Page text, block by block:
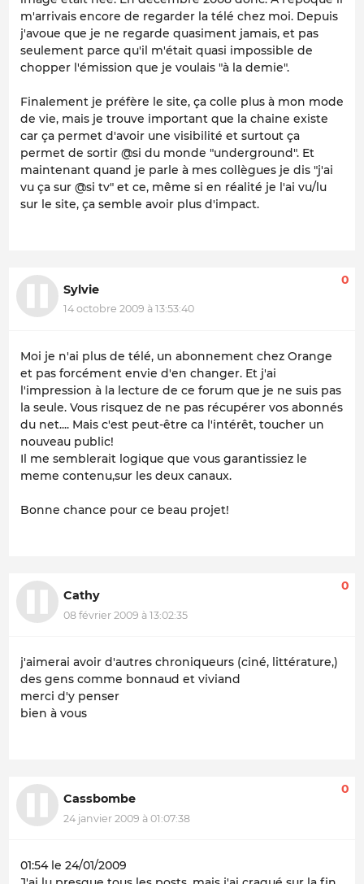
m'arrivais encore de regarder la télé chez moi. Depuis
j'avoue que je ne regarde quasiment jamais, et pas
seulement parce qu'il m'était quasi impossible de
chopper l'émission que je voulais "à la demie".
Finalement je préfère le site, ça colle plus à mon mode
de vie, mais je trouve important que la chaine existe
car ça permet d'avoir une visibilité et surtout ça
permet de sortir @si du monde "underground". Et
maintenant quand je parle à mes collègues je dis "j'ai
vu ça sur @si tv" et ce, même si en réalité je l'ai vu/lu
sur le site, ça semble avoir plus d'impact.
Sylvie
14 octobre 2009 à 13:53:40
0
Moi je n'ai plus de télé, un abonnement chez Orange
et pas forcément envie d'en changer. Et j'ai
l'impression à la lecture de ce forum que je ne suis pas
la seule. Vous risquez de ne pas récupérer vos abonnés
du net.... Mais c'est peut-être ca l'intérêt, toucher un
nouveau public!
Il me semblerait logique que vous garantissiez le
meme contenu,sur les deux canaux.
Bonne chance pour ce beau projet!
Cathy
08 février 2009 à 13:02:35
0
j'aimerai avoir d'autres chroniqueurs (ciné, littérature,)
des gens comme bonnaud et viviand
merci d'y penser
bien à vous
Cassbombe
24 janvier 2009 à 01:07:38
0
01:54 le 24/01/2009